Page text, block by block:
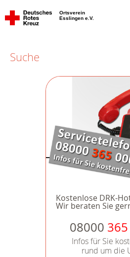
Ortsverein
Esslingen e.V.
Suche
Kostenlose DRK-
Wir beraten Sie
08000 365
Infos für Sie
rund um die